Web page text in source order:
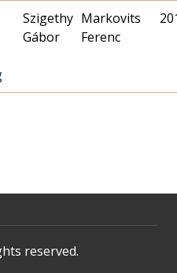
Szigethy
Gábor
Markovits
Ferenc
reserved.